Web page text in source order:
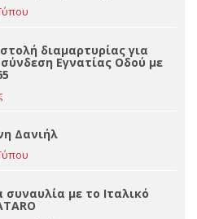
διαμαρτυρίας για
Εγνατίας Οδού με
Δανιήλ
με το Ιταλικό